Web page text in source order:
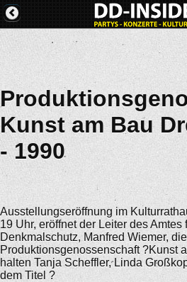
Kunst am Bau
- 1990
Ausstellungseröffnung im
19 Uhr, eröffnet der Leiter des Amtes
Denkmalschutz, Manfred Wiemer,
Produktionsgenossenschaft ?Kunst
halten Tanja Scheffler, Linda
dem Titel ?